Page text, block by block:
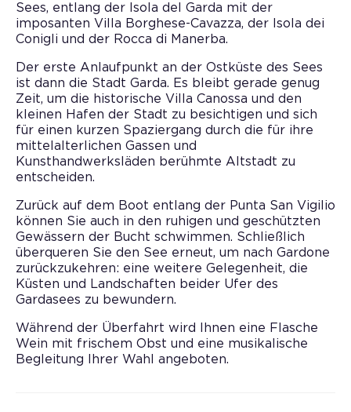
Sees, entlang der Isola del Garda mit der
imposanten Villa Borghese-Cavazza, der Isola dei
Conigli und der Rocca di Manerba.
Der erste Anlaufpunkt an der Ostküste des Sees
ist dann die Stadt Garda. Es bleibt gerade genug
Zeit, um die historische Villa Canossa und den
kleinen Hafen der Stadt zu besichtigen und sich
für einen kurzen Spaziergang durch die für ihre
mittelalterlichen Gassen und
Kunsthandwerksläden berühmte Altstadt zu
entscheiden.
Zurück auf dem Boot entlang der Punta San Vigilio
können Sie auch in den ruhigen und geschützten
Gewässern der Bucht schwimmen. Schließlich
überqueren Sie den See erneut, um nach Gardone
zurückzukehren: eine weitere Gelegenheit, die
Küsten und Landschaften beider Ufer des
Gardasees zu bewundern.
Während der Überfahrt wird Ihnen eine Flasche
Wein mit frischem Obst und eine musikalische
Begleitung Ihrer Wahl angeboten.